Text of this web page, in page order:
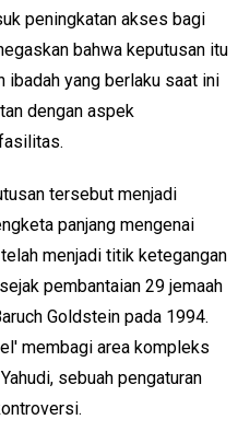
peningkatan akses bagi
bahwa keputusan itu
ibadah yang berlaku saat ini
dengan aspek
tersebut menjadi
panjang mengenai
menjadi titik ketegangan
pembantaian 29 jemaah
Goldstein pada 1994.
membagi area kompleks
sebuah pengaturan